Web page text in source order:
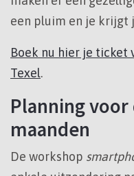
een pluim en je krijgt
Boek nu hier je ticket
Texel.
Planning
maanden
De workshop